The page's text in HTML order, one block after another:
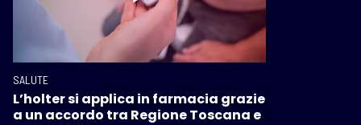
SALUTE
L’holter si applica in farmacia grazie
a un accordo tra Regione Toscana e